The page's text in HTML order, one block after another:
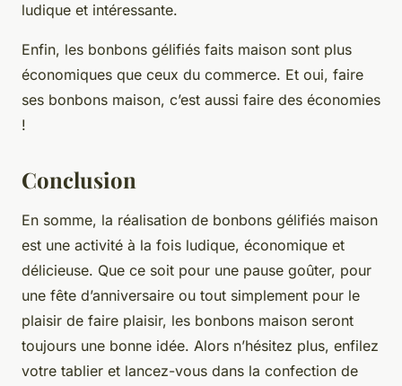
ludique et intéressante.
Enfin, les bonbons gélifiés faits maison sont plus
économiques que ceux du commerce. Et oui, faire
ses bonbons maison, c’est aussi faire des économies
!
Conclusion
En somme, la réalisation de bonbons gélifiés maison
est une activité à la fois ludique, économique et
délicieuse. Que ce soit pour une pause goûter, pour
une fête d’anniversaire ou tout simplement pour le
plaisir de faire plaisir, les bonbons maison seront
toujours une bonne idée. Alors n’hésitez plus, enfilez
votre tablier et lancez-vous dans la confection de